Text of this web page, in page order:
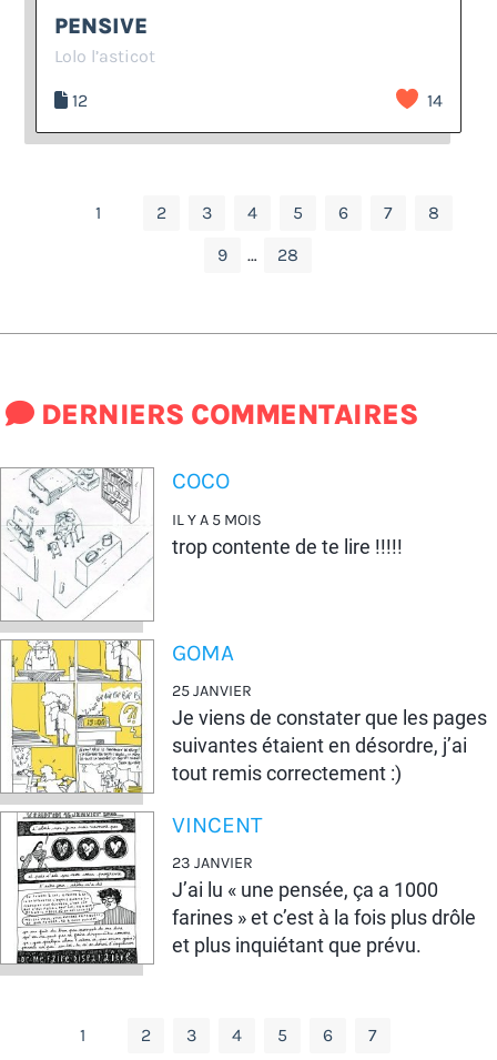
PENSIVE
Lolo l’asticot
12 14
1 2 3 4 5 6 7
8
9
… 28
DERNIERS COMMENTAIRES
COCO
IL Y A 5 MOIS
trop contente de te lire !!!!!
GOMA
25 JANVIER
Je viens de constater que les pages
suivantes étaient en désordre, j’ai
tout remis correctement :)
VINCENT
23 JANVIER
J’ai lu « une pensée, ça a 1000
farines » et c’est à la fois plus drôle
et plus inquiétant que prévu.
1 2 3 4 5 6 7